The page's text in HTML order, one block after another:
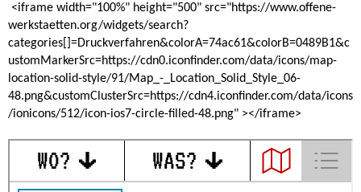
<iframe width="100%" height="500" src="https://www.offene-
werkstaetten.org/widgets/search?
categories[]=Druckverfahren&colorA=74ac61&colorB=0489B1&c
ustomMarkerSrc=https://cdn0.iconfinder.com/data/icons/map-
location-solid-style/91/Map_-_Location_Solid_Style_06-
48.png&customClusterSrc=https://cdn4.iconfinder.com/data/icons
/ionicons/512/icon-ios7-circle-filled-48.png" ></iframe>